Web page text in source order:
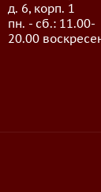
д. 6, корп. 1
пн. - сб.: 11.00-
20.00